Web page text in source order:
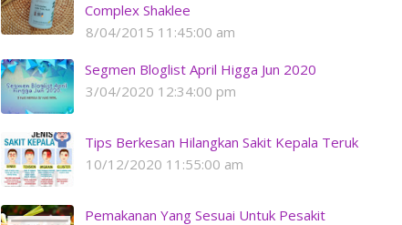
Complex Shaklee
8/04/2015 11:45:00 am
Segmen Bloglist April Higga Jun 2020
3/04/2020 12:34:00 pm
Tips Berkesan Hilangkan Sakit Kepala Teruk
10/12/2020 11:55:00 am
Pemakanan Yang Sesuai Untuk Pesakit